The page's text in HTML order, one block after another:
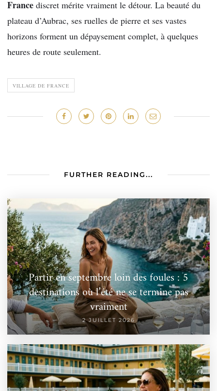
France discret mérite vraiment le détour. La beauté du
plateau d’Aubrac, ses ruelles de pierre et ses vastes
horizons forment un dépaysement complet, à quelques
heures de route seulement.
VILLAGE DE FRANCE
FURTHER READING...
Partir en septembre loin des foules : 5
destinations où l’été ne se termine pas
vraiment
2 JUILLET 2026